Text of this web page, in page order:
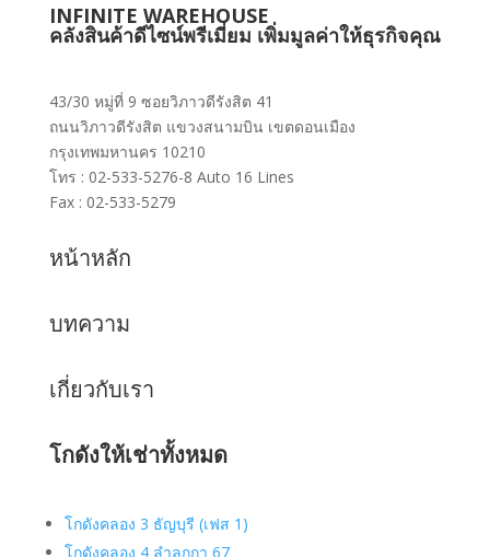
INFINITE WAREHOUSE
คลังสินค้าดีไซน์พรีเมี่ยม เพิ่มมูลค่าให้ธุรกิจคุณ
43/30 หมู่ที่ 9 ซอยวิภาวดีรังสิต 41
ถนนวิภาวดีรังสิต แขวงสนามบิน เขตดอนเมือง
กรุงเทพมหานคร 10210
โทร : 02-533-5276-8 Auto 16 Lines
Fax : 02-533-5279
หน้าหลัก
บทความ
เกี่ยวกับเรา
โกดังให้เช่าทั้งหมด
โกดังคลอง 3 ธัญบุรี (เฟส 1)
โกดังคลอง 4 ลำลูกกา 67